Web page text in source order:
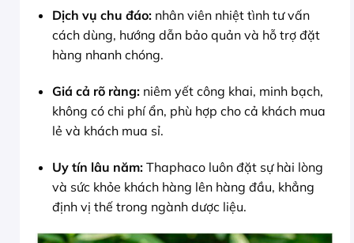
Dịch vụ chu đáo:nhân viên nhiệt tình tư vấn
cách dùng, hướng dẫn bảo quản và hỗ trợ đặt
hàng nhanh chóng.
Giá cả rõ ràng:niêm yết công khai, minh bạch,
không có chi phí ẩn, phù hợp cho cả khách mua
lẻ và khách mua sỉ.
Uy tín lâu năm:Thaphaco luôn đặt sự hài lòng
và sức khỏe khách hàng lên hàng đầu, khẳng
định vị thế trong ngành dược liệu.